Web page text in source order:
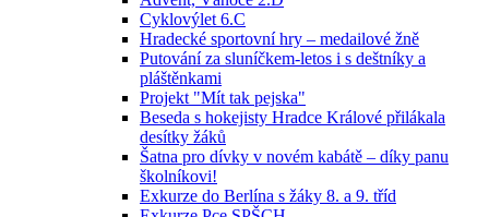
Cyklovýlet 6.C
Hradecké sportovní hry – medailové žně
Putování za sluníčkem-letos i s deštníky a
pláštěnkami
Projekt "Mít tak pejska"
Beseda s hokejisty Hradce Králové přilákala
desítky žáků
Šatna pro dívky v novém kabátě – díky panu
školníkovi!
Exkurze do Berlína s žáky 8. a 9. tříd